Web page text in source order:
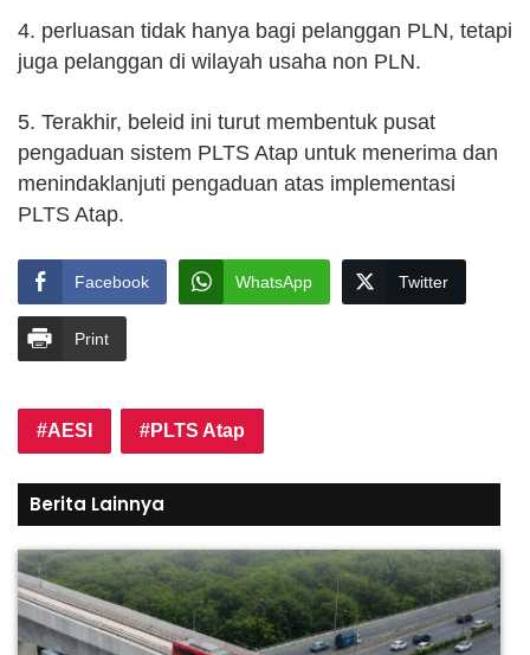
4. perluasan tidak hanya bagi pelanggan PLN, tetapi
juga pelanggan di wilayah usaha non PLN.
5. Terakhir, beleid ini turut membentuk pusat
pengaduan sistem PLTS Atap untuk menerima dan
menindaklanjuti pengaduan atas implementasi
PLTS Atap.
Facebook WhatsApp Twitter
Print
AESI PLTS Atap
Berita Lainnya